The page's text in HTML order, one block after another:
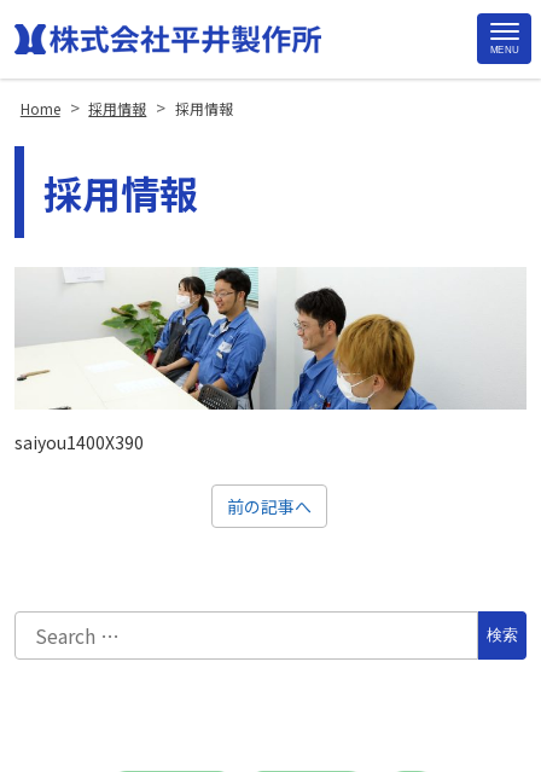
MENU
Home > 採用情報 > 採用情報
採用情報
saiyou1400X390
前の記事へ
Site
Footer